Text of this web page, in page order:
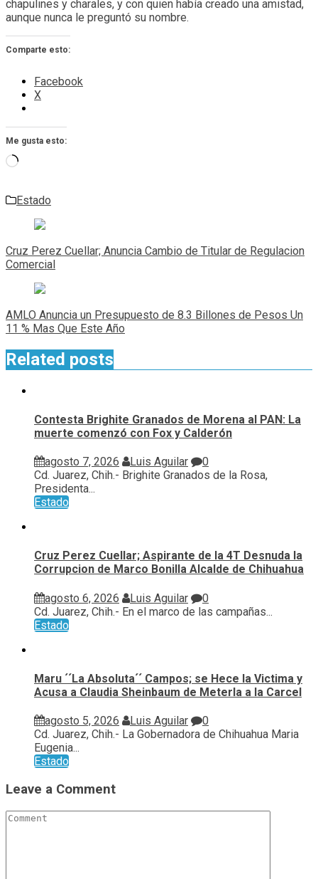
chapulines y charales, y con quien había creado una amistad,
aunque nunca le preguntó su nombre.
Comparte esto:
Facebook
X
Me gusta esto:
Cargando...
Estado
Navegación
de
entradas
Cruz Perez Cuellar; Anuncia Cambio de Titular de Regulacion
Comercial
AMLO Anuncia un Presupuesto de 8.3 Billones de Pesos Un
11 % Mas Que Este Año
Related posts
Contesta Brighite Granados de Morena al PAN: La
muerte comenzó con Fox y Calderón
agosto 7, 2026 Luis Aguilar
0
Cd. Juarez, Chih.- Brighite Granados de la Rosa,
Presidenta...
Estado
Cruz Perez Cuellar; Aspirante de la 4T Desnuda la
Corrupcion de Marco Bonilla Alcalde de Chihuahua
agosto 6, 2026 Luis Aguilar
0
Cd. Juarez, Chih.- En el marco de las campañas...
Estado
Maru ´´La Absoluta´´ Campos; se Hece la Victima y
Acusa a Claudia Sheinbaum de Meterla a la Carcel
agosto 5, 2026 Luis Aguilar
0
Cd. Juarez, Chih.- La Gobernadora de Chihuahua Maria
Eugenia...
Estado
Leave a Comment